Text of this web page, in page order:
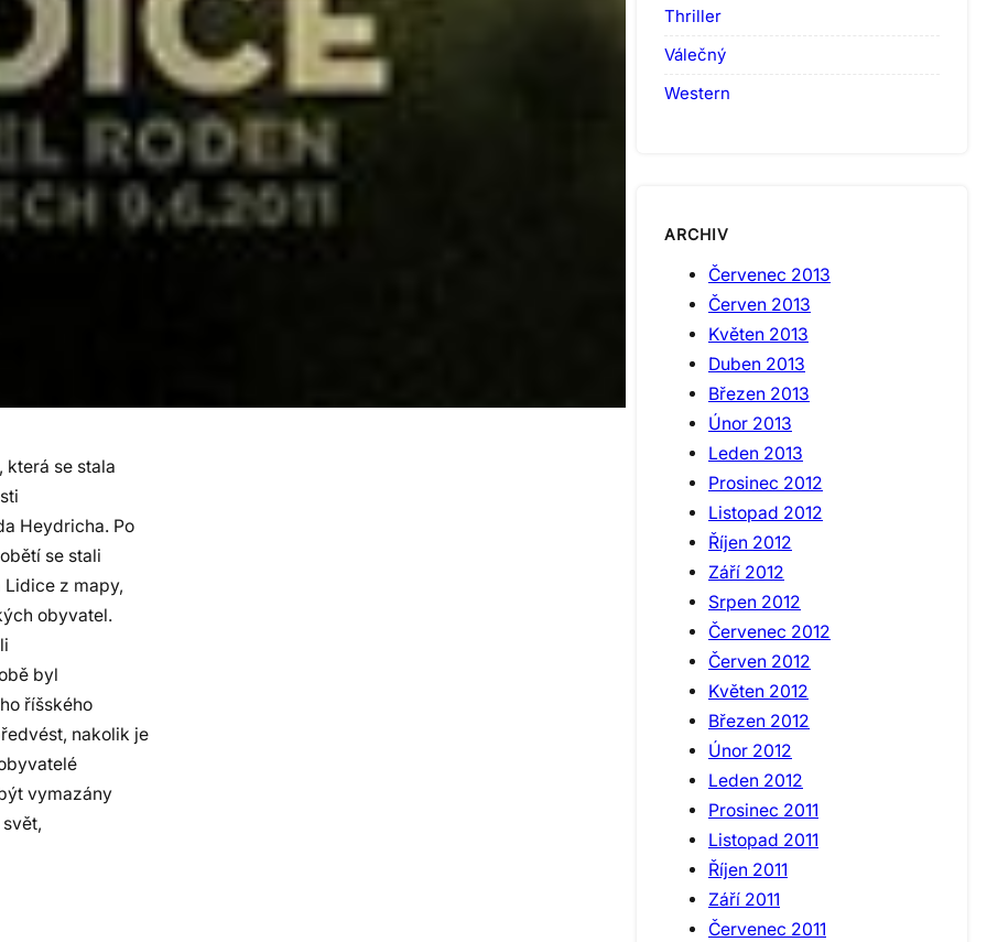
se stala
Heydricha. Po
se stali
z mapy,
obyvatel.
byl
říšského
nakolik je
vymazány
Thriller
Válečný
Western
ARCHIV
Červenec 2013
Červen 2013
Květen 2013
Duben 2013
Březen 2013
Únor 2013
Leden 2013
Prosinec 2012
Listopad 2012
Říjen 2012
Září 2012
Srpen 2012
Červenec 2012
Červen 2012
Květen 2012
Březen 2012
Únor 2012
Leden 2012
Prosinec 2011
Listopad 2011
Říjen 2011
Září 2011
Červenec 2011